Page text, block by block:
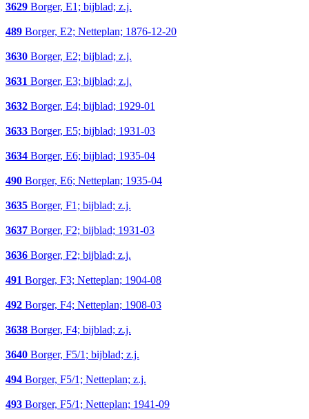
3629 Borger, E1; bijblad; z.j.
489 Borger, E2; Netteplan; 1876-12-20
3630 Borger, E2; bijblad; z.j.
3631 Borger, E3; bijblad; z.j.
3632 Borger, E4; bijblad; 1929-01
3633 Borger, E5; bijblad; 1931-03
3634 Borger, E6; bijblad; 1935-04
490 Borger, E6; Netteplan; 1935-04
3635 Borger, F1; bijblad; z.j.
3637 Borger, F2; bijblad; 1931-03
3636 Borger, F2; bijblad; z.j.
491 Borger, F3; Netteplan; 1904-08
492 Borger, F4; Netteplan; 1908-03
3638 Borger, F4; bijblad; z.j.
3640 Borger, F5/1; bijblad; z.j.
494 Borger, F5/1; Netteplan; z.j.
493 Borger, F5/1; Netteplan; 1941-09